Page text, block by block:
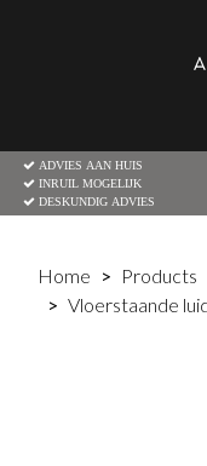
ADVIES AAN HUIS
INRUIL MOGELIJK
DESKUNDIG ADVIES
Home Products
Vloerstaande